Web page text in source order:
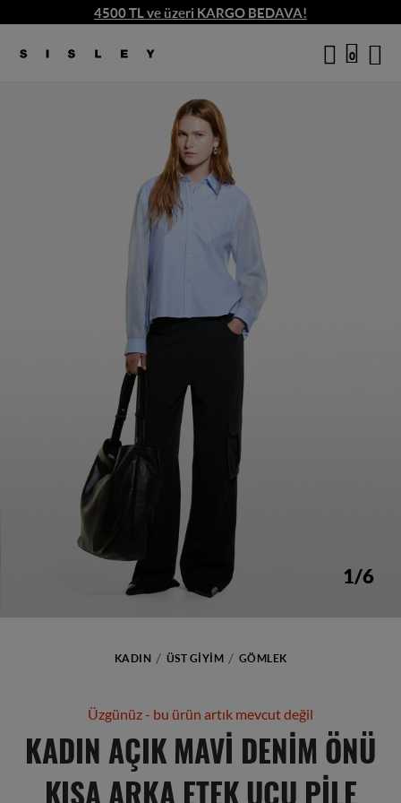
4500 TL ve üzeri KARGO BEDAVA!
logo 0
1/6
/6
KADIN ÜST GIYIM GÖMLEK
Üzgünüz - bu ürün artık mevcut değil
KADIN AÇIK MAVI DENIM ÖNÜ
KISA ARKA ETEK UCU PILE